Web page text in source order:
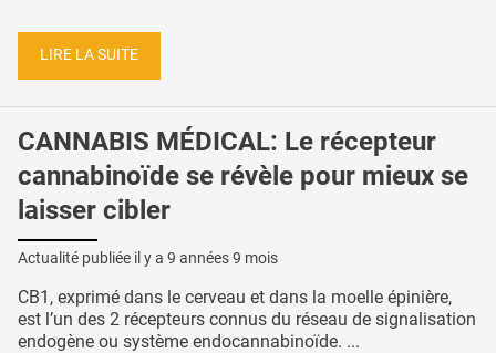
LIRE LA SUITE
CANNABIS MÉDICAL: Le récepteur
cannabinoïde se révèle pour mieux se
laisser cibler
Actualité publiée il y a 9 années 9 mois
CB1, exprimé dans le cerveau et dans la moelle épinière,
est l’un des 2 récepteurs connus du réseau de signalisation
endogène ou système endocannabinoïde. ...